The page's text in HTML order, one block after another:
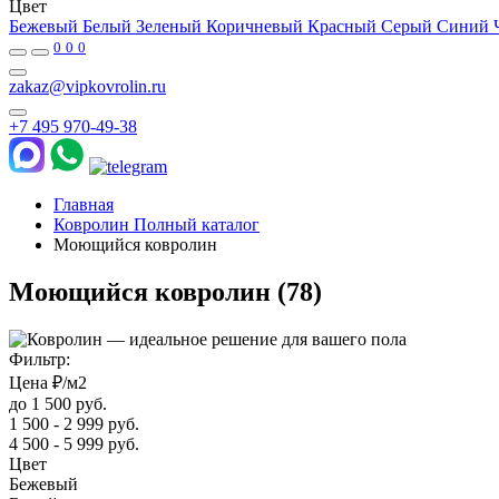
Цвет
Бежевый Белый Зеленый Коричневый Красный Серый Синий
0 0 0
zakaz@vipkovrolin.ru
+7 495 970-49-38
Главная
Ковролин Полный каталог
Моющийся ковролин
Моющийся ковролин (78)
Фильтр:
Цена ₽/м2
до 1 500 руб.
1 500 - 2 999 руб.
4 500 - 5 999 руб.
Цвет
Бежевый